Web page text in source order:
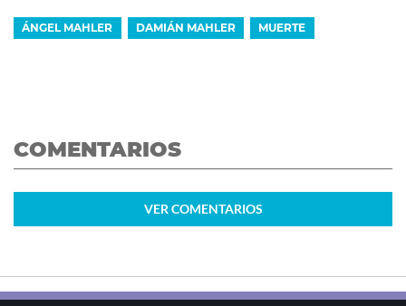
ÁNGEL MAHLER DAMIÁN MAHLER MUERTE
COMENTARIOS
VER COMENTARIOS